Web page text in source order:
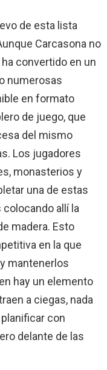
de esta lista
Carcasona no
convertido en un
numerosas
en formato
de juego, que
del mismo
Los jugadores
monasterios y
una de estas
allí la
madera. Esto
en la que
mantenerlos
hay un elemento
a ciegas, nada
con
delante de las